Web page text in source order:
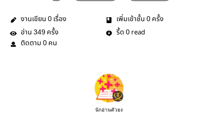
งานเขียน 0 เรื่อง เพิ่มเข้าชั้น 0 ครั้ง
อ่าน 349 ครั้ง รี้ด 0 read
ติดตาม 0 คน
นักอ่านตัวยง